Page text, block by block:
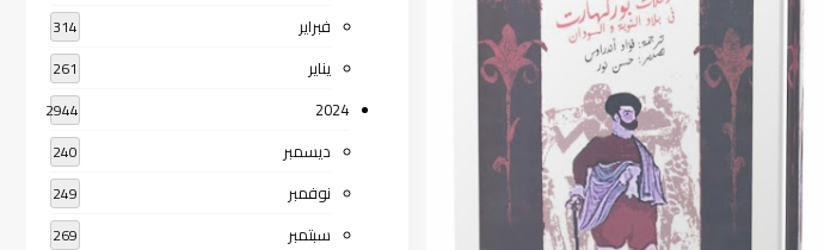
فبراير 314
يناير 261
2024
2944
ديسمبر 240
نوفمبر 249
سبتمبر 269